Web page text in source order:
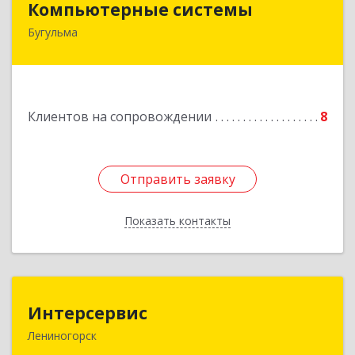
Компьютерные системы
Бугульма
Клиентов на сопровождении 8
Отправить заявку
Показать контакты
420111, Республика Татарстан, Бугульма,
Отправить заявку
Назад
Интерсервис
Лениногорск423250, Татарстан Респ, Лениногорск г,